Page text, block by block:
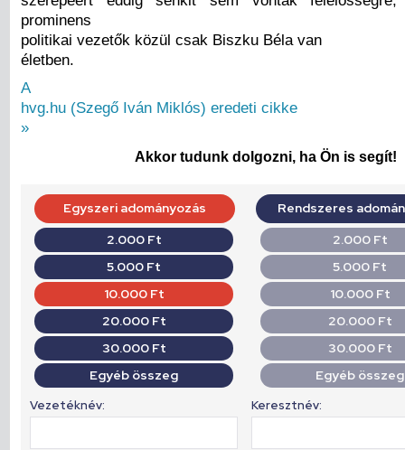
prominens
politikai vezetők közül csak Biszku Béla van
életben.
A
hvg.hu (Szegő Iván Miklós) eredeti cikke
»
Akkor tudunk dolgozni, ha Ön is segít!